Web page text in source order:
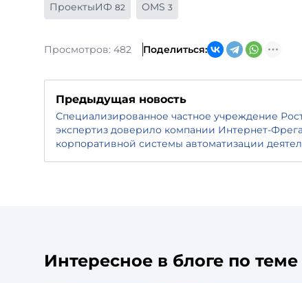
ПроектыИФ 82 OMS 3
Просмотров: 482 Поделиться:
Предыдущая новость
Специализированное частное учреждение
экспертиз доверило компании Интернет-
корпоративной системы автоматизации
Интересное в блоге по теме